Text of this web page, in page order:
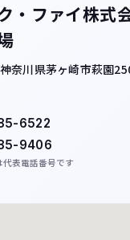
・ファイ株式
神奈川県茅ヶ崎市萩園
6522
9406
表電話番号です